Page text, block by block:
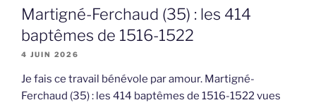
Martigné-Ferchaud (35) : les 414
baptêmes de 1516-1522
4 JUIN 2026
Je fais ce travail bénévole par amour. Martigné-
Ferchaud (35) : les 414 baptêmes de 1516-1522 vues